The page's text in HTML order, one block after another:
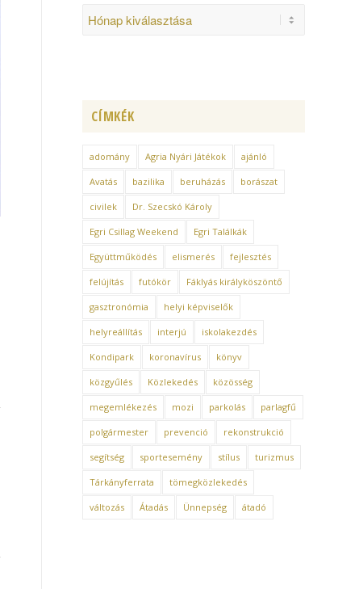
CÍMKÉK
adomány Agria Nyári Játékok ajánló
Avatás bazilika beruházás borászat
civilek Dr. Szecskó Károly
Egri Csillag Weekend Egri Találkák
Együttműködés elismerés fejlesztés
felújítás futókör Fáklyás királyköszöntő
gasztronómia helyi képviselők
helyreállítás interjú iskolakezdés
Kondipark koronavírus könyv
közgyűlés Közlekedés közösség
megemlékezés mozi parkolás parlagfű
polgármester prevenció rekonstrukció
segítség sportesemény stílus turizmus
Tárkányferrata tömegközlekedés
változás Átadás Ünnepség átadó